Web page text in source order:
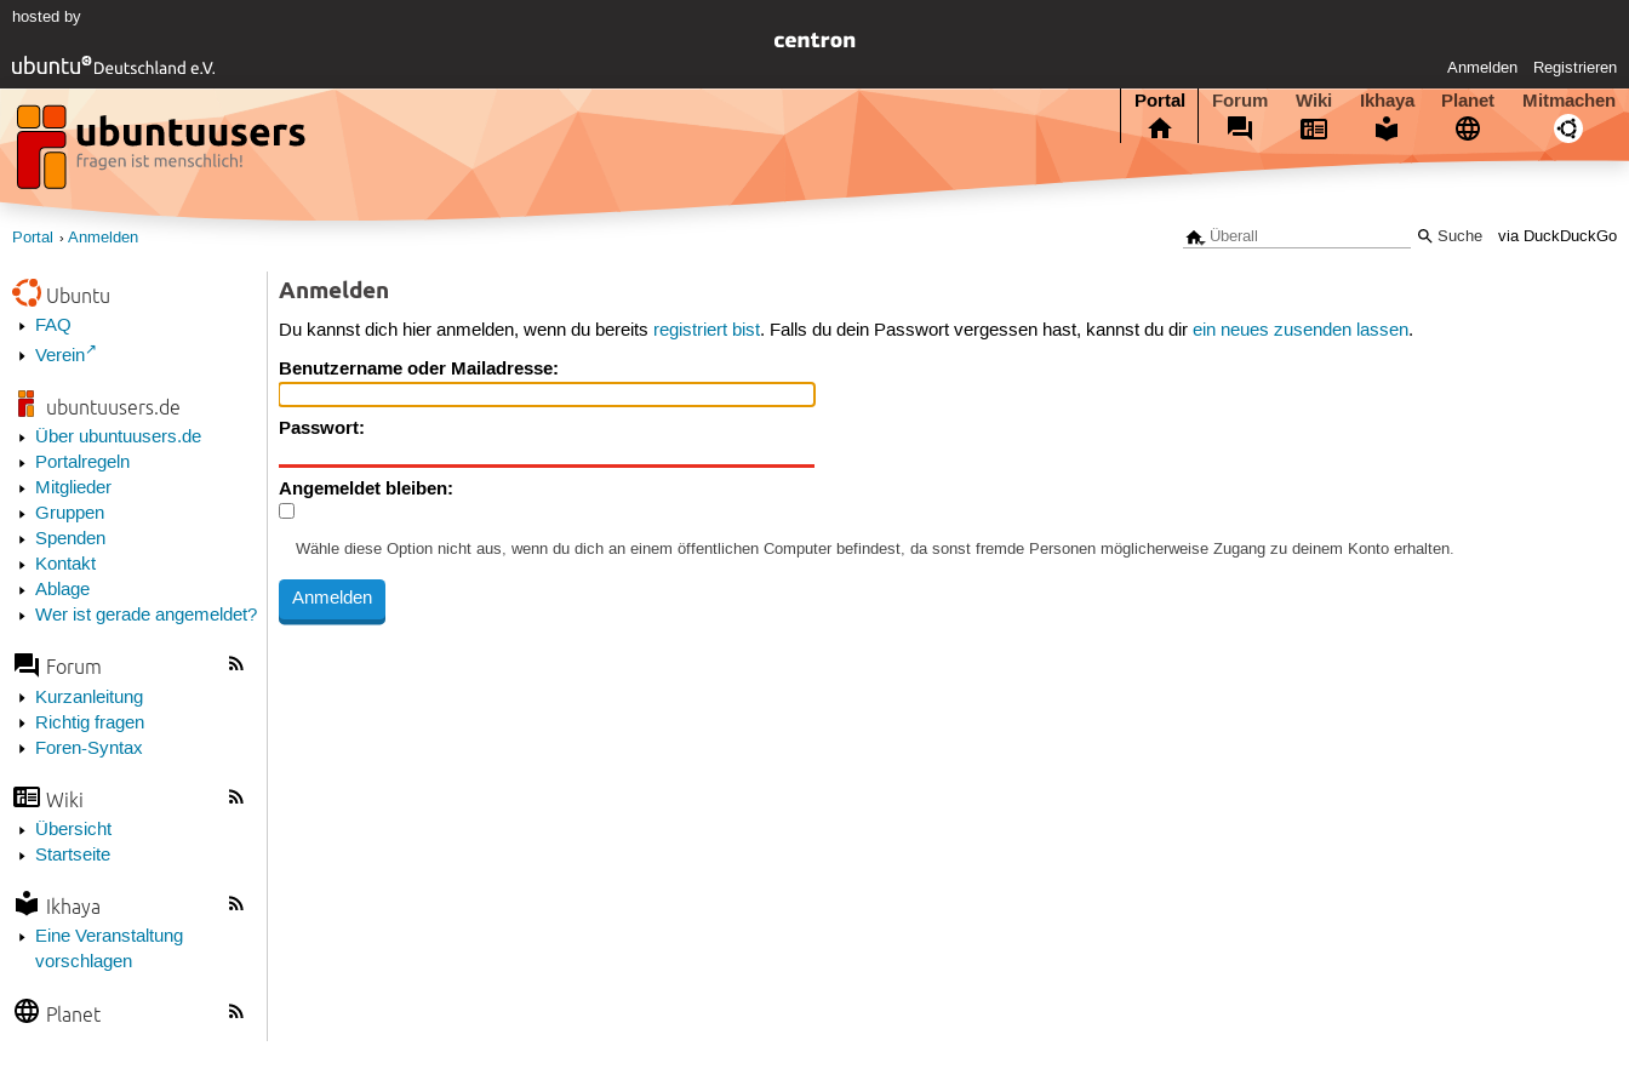
hosted by
Anmelden Registrieren
Portal Forum Wiki Ikhaya Planet Mitmachen
via DuckDuckGo
Portal Anmelden
Ubuntu
FAQ
Verein
ubuntuusers.de
Über ubuntuusers.de
Portalregeln
Mitglieder
Gruppen
Spenden
Kontakt
Ablage
Wer ist gerade angemeldet?
Forum
Kurzanleitung
Richtig fragen
Foren-Syntax
Wiki
Übersicht
Startseite
Ikhaya
Eine Veranstaltung
vorschlagen
Planet
Anmelden
Du kannst dich hier anmelden, wenn du bereits registriert bist. Falls du dein Passwort vergessen hast, kannst du direin neues zusenden lassen.
Benutzername oder Mailadresse:
Passwort:
Angemeldet bleiben:
Wähle diese Option nicht aus, wenn du dich an einem öffentlichen Computer befindest, da sonst fremde Personen möglicherweise Zugang zu deinem Konto erhalten.